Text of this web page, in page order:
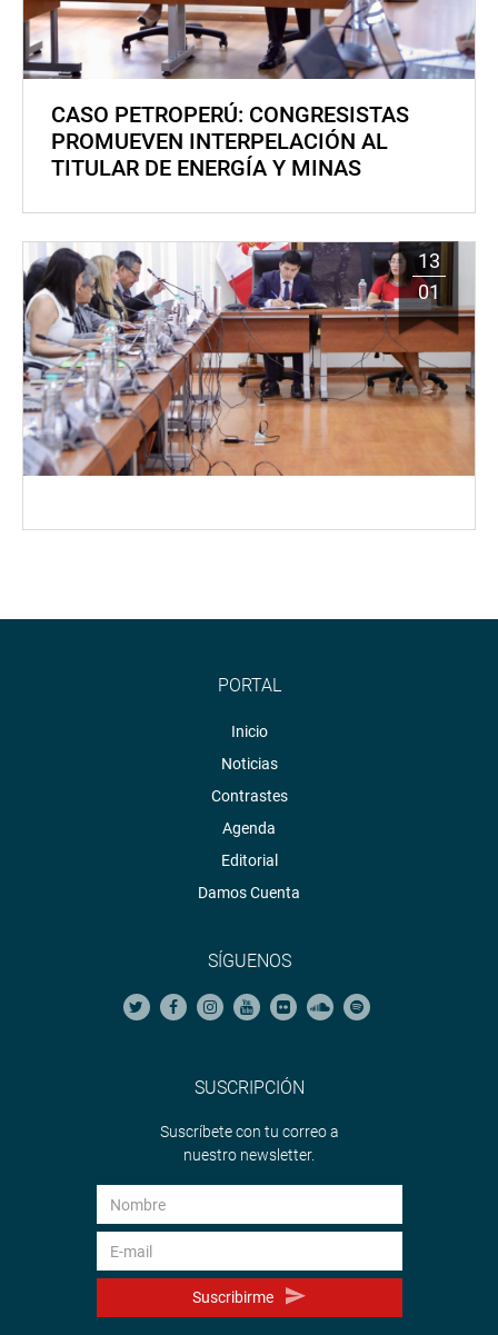
CASO PETROPERÚ: CONGRESISTAS
PROMUEVEN INTERPELACIÓN AL
TITULAR DE ENERGÍA Y MINAS
13
01
PORTAL
Inicio
Noticias
Contrastes
Agenda
Editorial
Damos Cuenta
SÍGUENOS
SUSCRIPCIÓN
Suscríbete con tu correo a
nuestro newsletter.
Suscribirme